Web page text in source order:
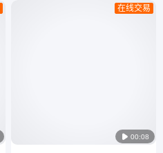
 00:08
在线交易